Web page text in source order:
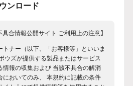
ンロード
具合情報公開サイト ご利用上の注意】
トナー（以下、「お客様等」といいま
ウズが提供する製品またはサービス
情報の収集および 当該不具合の解消
においてのみ、 本規約に記載の条件